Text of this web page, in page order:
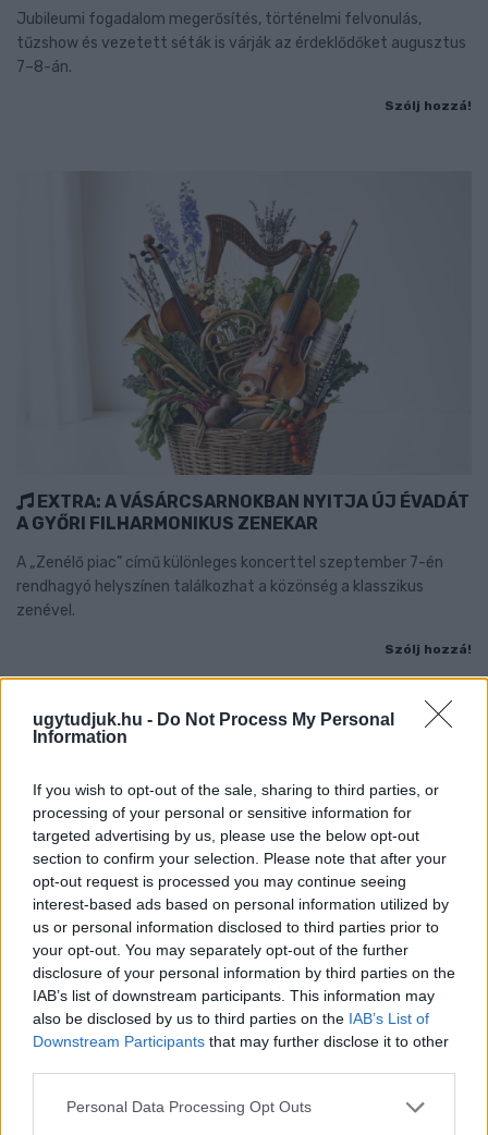
ugytudjuk.hu - Do Not Process My Personal
Information
If you wish to opt-out of the sale, sharing to third parties, or
processing of your personal or sensitive information for
targeted advertising by us, please use the below opt-out
section to confirm your selection. Please note that after your
opt-out request is processed you may continue seeing
interest-based ads based on personal information utilized by
us or personal information disclosed to third parties prior to
your opt-out. You may separately opt-out of the further
disclosure of your personal information by third parties on the
IAB’s list of downstream participants. This information may
also be disclosed by us to third parties on the IAB’s List of
Downstream Participants that may further disclose it to other
Please note that this website/app uses one or more Google
Personal Data Processing Opt Outs
Jubileumi fogadalom megerősítés, történelmi felvonulás,
tűzshow és vezetett séták is várják az érdeklődőket augusztus
7–8-án.
Szólj hozzá!
EXTRA: A VÁSÁRCSARNOKBAN NYITJA ÚJ ÉVADÁT
A GYŐRI FILHARMONIKUS ZENEKAR
A „Zenélő piac” című különleges koncerttel szeptember 7-én
rendhagyó helyszínen találkozhat a közönség a klasszikus
zenével.
Szólj hozzá!
PERL, VÁRADI ÉS TANOH DEZ IS OTT VAN A FÉRFI